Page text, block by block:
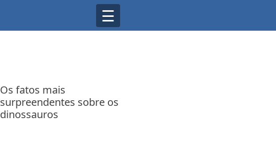
☰
Os fatos mais
surpreendentes sobre os
dinossauros